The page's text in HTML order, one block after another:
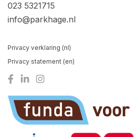
023 5321715
info@parkhage.nl
Privacy verklaring (nl)
Privacy statement (en)